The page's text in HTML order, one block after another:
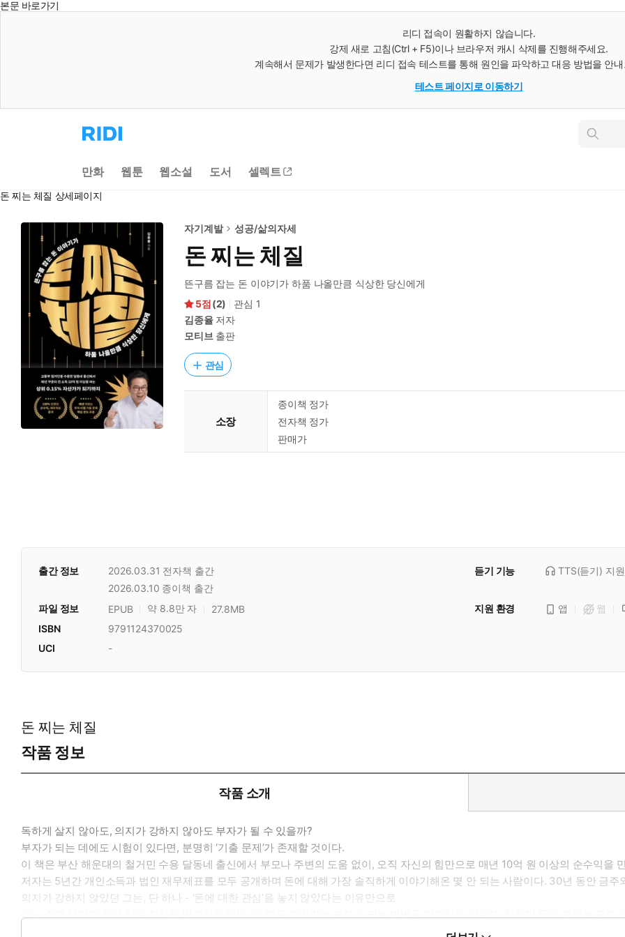
본문 바로가기
리디 접속이 원활하지 않습니다.
강제 새로 고침(Ctrl + F5)이나 브라우저 캐시 삭제를 진행해주세요.
계속해서 문제가 발생한다면 리디 접속 테스트를 통해 원인을 파악하고 대응 방법을 안
테스트 페이지로 이동하기
리
디
으
로
동
인
만화 웹툰 웹소설 도서 셀렉트
돈 찌는 체질 상세페이지
자기계발 성공/삶의자세
돈 찌는 체질
뜬구름 잡는 돈 이야기가 하품 나올만큼 식상한 당신에게
5
(2) 관심 1
김종율저자
모티브 출판
관심
소장
종이책 정가
전자책 정가
판매가
출간 정보 2026.03.31 전자책 출간
2026.03.10 종이책 출간
듣기 기능 TTS(듣기) 지원
파일 정보 EPUB 약 8.8만 자 27.8MB 지원 환경 앱
웹
ISBN
9791124370025
UCI
-
돈 찌는 체질
작품 정보
작품 소개
독하게 살지 않아도, 의지가 강하지 않아도 부자가 될 수 있을까?
부자가 되는 데에도 시험이 있다면, 분명히 ‘기출 문제’가 존재할 것이다.
이 책은 부산 해운대의 철거민 수용 달동네 출신에서 부모나 주변의 도움 없이, 오직 자신의 힘만으로 매년 10억 원 이상의 순수익을
저자는 5년간 개인소득과 법인 재무제표를 모두 공개하며 돈에 대해 가장 솔직하게 이야기해온 몇 안 되는 사람이다. 30년 동안 금
의지가 강하지 않았던 그는, 단 하나 - ‘돈에 대한 관심’을 놓지 않았다는 이유만으로
어느 순간 부자가 되어 있는 자신을 발견하게 된다. 이 책은 단기간에 부자가 되는 방법을 약속하지 않는다. 하지만 돈이 모이는 구